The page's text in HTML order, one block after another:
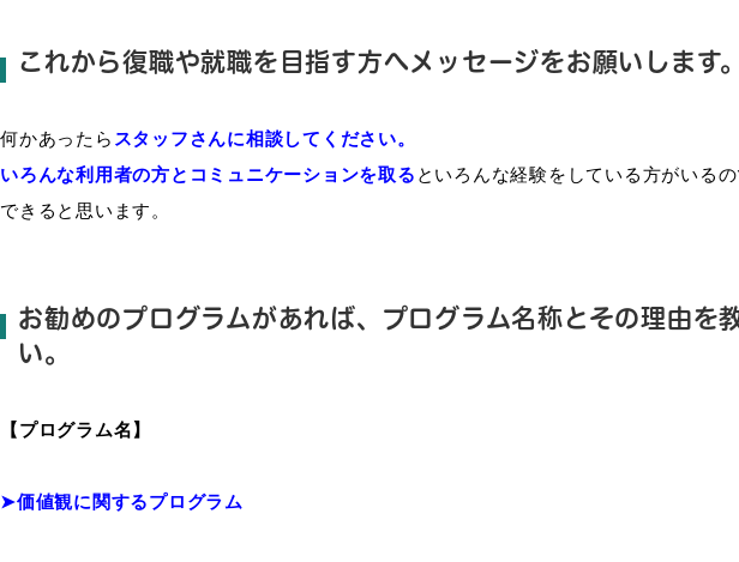
これから復職や就職を目指す方へメッセージをお願いします。
何かあったら スタッフさんに相談してください。
いろんな利用者の方とコミュニケーションを取る といろんな経験をしている方がいる
できると思います。
お勧めのプログラムがあれば、プログラム名称とその理由を
い。
【プログラム名】
➤価値観に関するプログラム